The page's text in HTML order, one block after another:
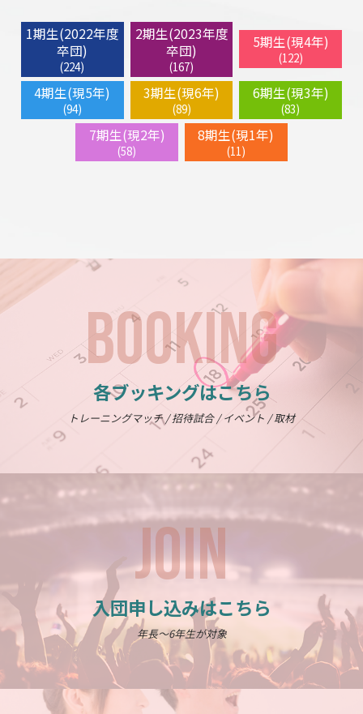
1期生(2022年度
卒団)
(224)
2期生(2023年度
卒団)
(167)
5期生(現4年)
(122)
4期生(現5年)
(94)
3期生(現6年)
(89)
6期生(現3年)
(83)
7期生(現2年)
(58)
8期生(現1年)
(11)
BOOKING
各ブッキングはこちら
トレーニングマッチ / 招待試合 / イベント / 取材
JOIN
入団申し込みはこちら
年長～6年生が対象